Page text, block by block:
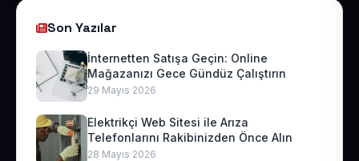
Son Yazılar
İnternetten Satışa Geçin: Online
Mağazanızı Gece Gündüz Çalıştırın
29 Mayıs 2026
Elektrikçi Web Sitesi ile Arıza
Telefonlarını Rakibinizden Önce Alın
28 Mayıs 2026